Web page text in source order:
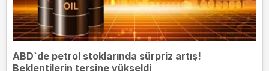
ABD`de petrol stoklarında sürpriz artış!
Beklentilerin tersine yükseldi